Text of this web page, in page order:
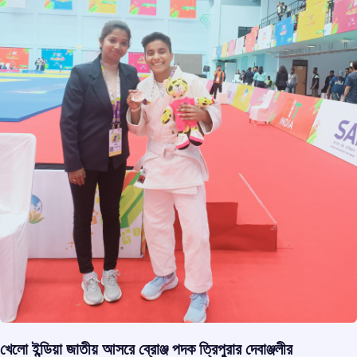
খেলো ইন্ডিয়া জাতীয় আসরে ব্রোঞ্জ পদক ত্রিপুরার দেবাঞ্জলীর